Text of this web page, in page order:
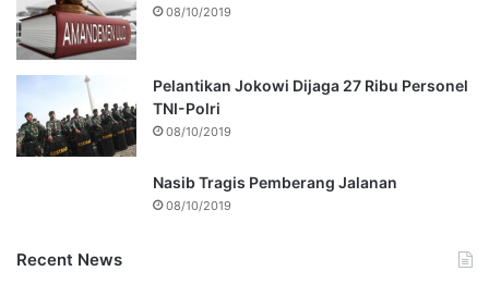
08/10/2019
Pelantikan Jokowi Dijaga 27 Ribu Personel
TNI-Polri
08/10/2019
Nasib Tragis Pemberang Jalanan
08/10/2019
Recent News